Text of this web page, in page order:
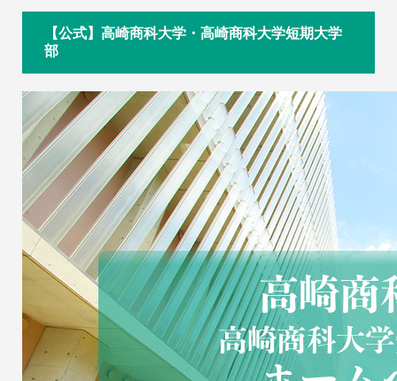
【公式】高崎商科大学・高崎商科大学短期大学
部